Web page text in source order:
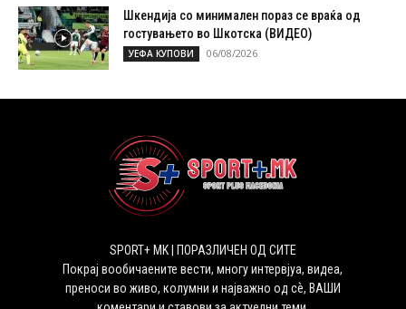
Шкендија со минимален пораз се враќа од
гостувањето во Шкотска (ВИДЕО)
УЕФА КУПОВИ 06/08/2026
SPORT+ MK | ПОРАЗЛИЧЕН ОД СИТЕ
Покрај вообичаените вести, многу интервјуа, видеа,
преноси во живо, колумни и најважно од сѐ, ВАШИ